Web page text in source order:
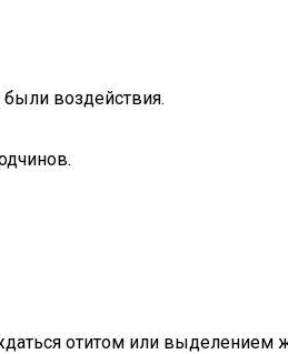
были воздействия.
отитом или выделением